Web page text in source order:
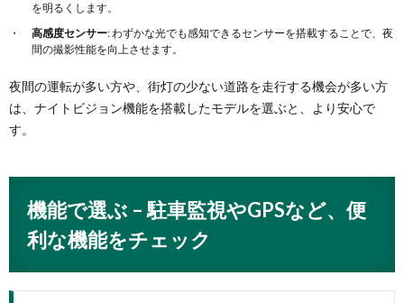
を明るくします。
高感度センサー: わずかな光でも感知できるセンサーを搭載することで、夜
間の撮影性能を向上させます。
夜間の運転が多い方や、街灯の少ない道路を走行する機会が多い方
は、ナイトビジョン機能を搭載したモデルを選ぶと、より安心で
す。
機能で選ぶ – 駐車監視やGPSなど、便
利な機能をチェック